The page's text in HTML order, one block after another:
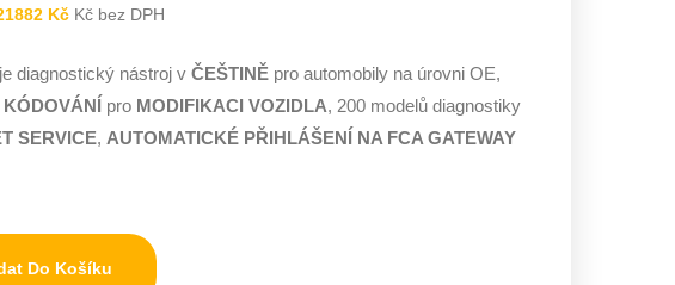
KčKč bez DPH
diagnostický nástroj v ČEŠTINĚpro automobily na úrovni OE,
pro MODIFIKACI VOZIDLA, 200 modelů diagnostiky
SERVICE, AUTOMATICKÉ PŘIHLÁŠENÍ NA FCA GATEWAY
Do Košíku